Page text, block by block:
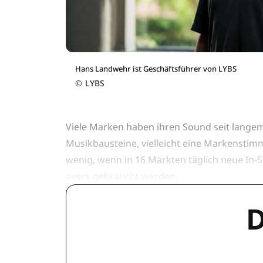
Hans Landwehr ist Geschäftsführer von LYBS
© LYBS
Viele Marken haben ihren Sound seit
Musikbausteine, vielleicht eine
wenig, wenn in 16 Märkten täglich neue In-